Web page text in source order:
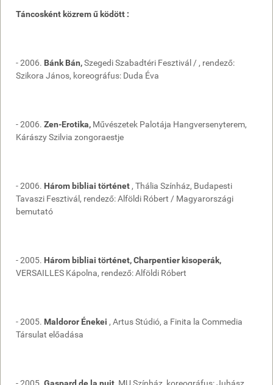
Táncosként közrem ű ködött :
- 2006. Bánk Bán,Szegedi Szabadtéri Fesztivál / , rendező:
Szikora János, koreográfus: Duda Éva
- 2006. Zen-Erotika, Művészetek Palotája Hangversenyterem,
Kárászy Szilvia zongoraestje
- 2006. Három bibliai történet , Thália Színház, Budapesti
Tavaszi Fesztivál, rendező: Alföldi Róbert / Magyarországi
bemutató
- 2005. Három bibliai történet, Charpentier kisoperák,
VERSAILLES Kápolna, rendező: Alföldi Róbert
- 2005. Maldoror Énekei , Artus Stúdió, a Finita la Commedia
Társulat előadása